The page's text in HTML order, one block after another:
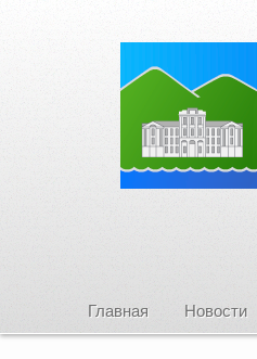
Главная Новости